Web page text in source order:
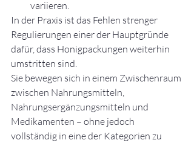
variieren.
In der Praxis ist das Fehlen strenger
Regulierungen einer der Hauptgründe
dafür, dass Honigpackungen weiterhin
umstritten sind.
Sie bewegen sich in einem Zwischenraum
zwischen Nahrungsmitteln,
Nahrungsergänzungsmitteln und
Medikamenten – ohne jedoch
vollständig in eine der Kategorien zu